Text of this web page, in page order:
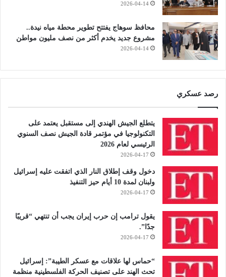
2026-04-14
محافظ سوهاج يفتتح تطوير محطة مياه نيدة..
مشروع جديد يخدم أكثر من نصف مليون مواطن
2026-04-14
رصد عسكري
يتطلع الجيش الهندي إلى مستقبل يعتمد على
التكنولوجيا في مؤتمر قادة الجيش نصف السنوي
الرئيسي لعام 2026
2026-04-17
دخول وقف إطلاق النار الذي اتفقت عليه إسرائيل
ولبنان لمدة 10 أيام حيز التنفيذ
2026-04-17
يقول ترامب إن حرب إيران يجب أن تنتهي “قريبًا
جدًا”.
2026-04-17
“حماس لها علاقات مع عسكر الطيبة”: إسرائيل
تحث الهند على تصنيف الحركة الفلسطينية منظمة